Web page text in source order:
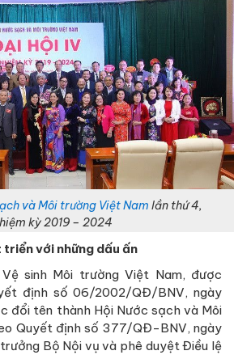
và Môi trường Việt Nam lần thứ 4,
kỳ 2019 – 2024
với những dấu ấn
sinh Môi trường Việt Nam, được
định số 06/2002/QĐ/BNV, ngày
đổi tên thành Hội Nước sạch và Môi
Quyết định số 377/QĐ-BNV, ngày
Bộ Nội vụ và phê duyệt Điều lệ